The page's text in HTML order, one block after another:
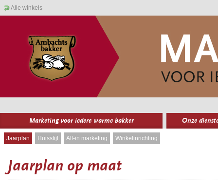
Alle winkels
Marketing voor iedere warme bakker Onze
Jaarplan Huisstijl All-in marketing Winkelinrichting
Jaarplan op maat